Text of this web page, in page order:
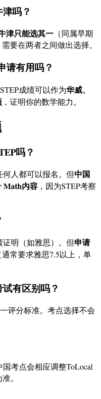
吗？
津只能选其一 （同属早期
要在两者之间做出选择。
请有用吗？
成绩可以作为华威、
，证明你的数学能力。
吗？
人都可以报名。但中国
Math内容 ，因为STEP考察
明（如雅思）。但申请
通常要求雅思7.5以上，单
有区别吗？
评分标准。考点选择不会
考点会相应调整ToLocal
。